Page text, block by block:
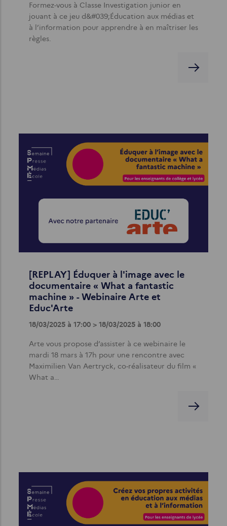
Formez-vous à Classe Investigation junior en
jouant à ce jeu d&#039;Éducation aux médias et
à l’information pour apprendre à en maîtriser les
règles.
[REPLAY] Éduquer à l'image avec le
documentaire « What a fantastic
machine » - Webinaire Arte et
Educ'Arte
18/03/2025 à 17:00 > 18/03/2025 à 18:00
Arte vous propose d’assister à ce webinaire le
mardi 18 mars à 17h pour une rencontre avec
Maximilien Van Aertryck, co-réalisateur du film «
What a…